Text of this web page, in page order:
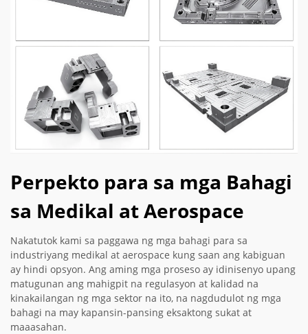
Perpekto para sa mga Bahagi
sa Medikal at Aerospace
Nakatutok kami sa paggawa ng mga bahagi para sa
industriyang medikal at aerospace kung saan ang kabiguan
ay hindi opsyon. Ang aming mga proseso ay idinisenyo upang
matugunan ang mahigpit na regulasyon at kalidad na
kinakailangan ng mga sektor na ito, na nagdudulot ng mga
bahagi na may kapansin-pansing eksaktong sukat at
maaasahan.